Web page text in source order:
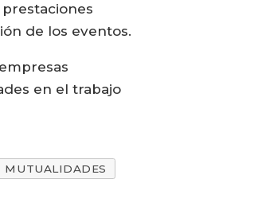
de los eventos.
en el trabajo
MUTUALIDADES